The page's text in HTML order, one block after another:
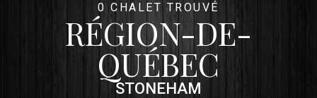
0 CHALET TROUVÉ
RÉGION-DE-
QUÉBEC
STONEHAM